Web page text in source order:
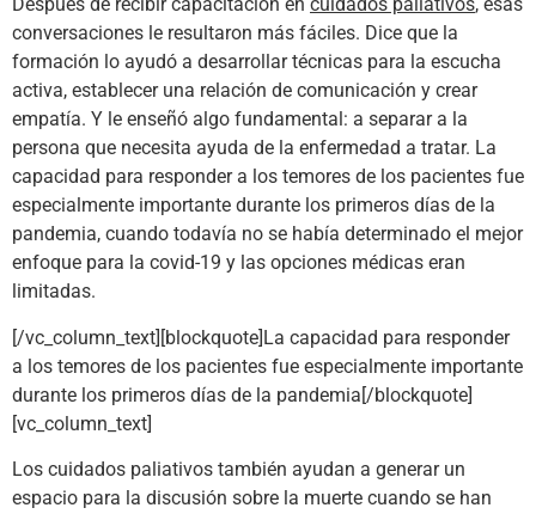
conversaciones le resultaron más fáciles. Dice que la
formación lo ayudó a desarrollar técnicas para la escucha
activa, establecer una relación de comunicación y crear
empatía. Y le enseñó algo fundamental: a separar a la
persona que necesita ayuda de la enfermedad a tratar. La
capacidad para responder a los temores de los pacientes fue
especialmente importante durante los primeros días de la
pandemia, cuando todavía no se había determinado el mejor
enfoque para la covid-19 y las opciones médicas eran
limitadas.
[/vc_column_text][blockquote]La capacidad para responder
a los temores de los pacientes fue especialmente importante
durante los primeros días de la pandemia[/blockquote]
[vc_column_text]
Los cuidados paliativos también ayudan a generar un
espacio para la discusión sobre la muerte cuando se han